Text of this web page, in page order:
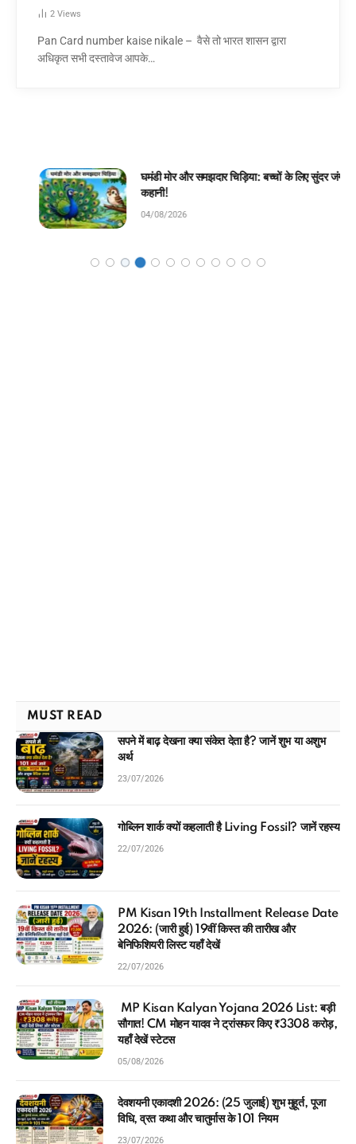
2 Views
Pan Card number kaise nikale – वैसे तो भारत शासन द्वारा
अधिकृत सभी दस्तावेज आपके…
घमंडी मोर और समझदार चिड़िया: बच्चों के लिए सुंदर जंगल
कहानी!
04/08/2026
MUST READ
सपने में बाढ़ देखना क्या संकेत देता है? जानें शुभ या अशुभ
अर्थ
23/07/2026
गोब्लिन शार्क क्यों कहलाती है Living Fossil? जानें रहस्य
22/07/2026
PM Kisan 19th Installment Release Date
2026: (जारी हुई) 19वीं किस्त की तारीख और
बेनिफिशियरी लिस्ट यहाँ देखें
22/07/2026
MP Kisan Kalyan Yojana 2026 List: बड़ी
सौगात! CM मोहन यादव ने ट्रांसफर किए ₹3308 करोड़,
यहाँ देखें स्टेटस
05/08/2026
देवशयनी एकादशी 2026: (25 जुलाई) शुभ मुहूर्त, पूजा
विधि, व्रत कथा और चातुर्मास के 101 नियम
23/07/2026